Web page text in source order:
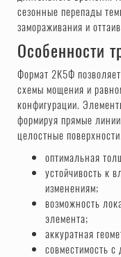
сезонные перепады
замораживания и
Особенности
Формат 2К5Ф
схемы мощения и
конфигурации.
формируя прямые
целостные поверхности.
оптимальная
устойчивость к
изменениям;
возможность
элемента;
аккуратная
совместимость